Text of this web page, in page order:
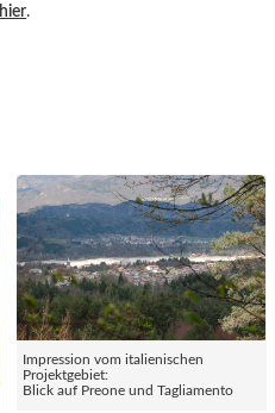
hier.
Impression vom italienischen
Projektgebiet:
Blick auf Preone und Tagliamento